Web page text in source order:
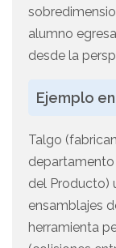
alumno
desde la
Ejemplo
Talgo
departamento
del Producto)
ensamblajes
herramienta